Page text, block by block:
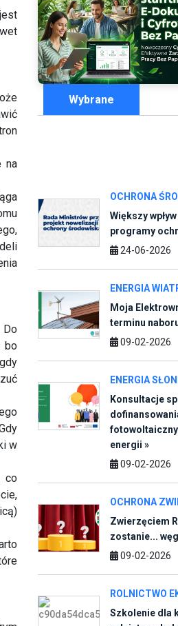
na
Do
w
co
Wybrane
24-06-2026
ENERGIA
Moja
09-02-2026
ENERGIA
Konsultacje
energii »
09-02-2026
OCHRONA
Zwierzęciem
09-02-2026
ROLNICTWO
Szkolenie dla